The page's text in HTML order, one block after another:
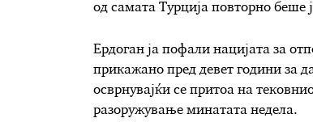
од самата Турција повторно беше
Ердоган ја пофали нацијата за
прикажано пред девет години за
осврнувајќи се притоа на
разоружување минатата недела.